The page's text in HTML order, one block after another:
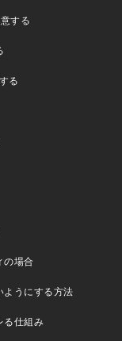
する
る
の場合
ようにする方法
る仕組み